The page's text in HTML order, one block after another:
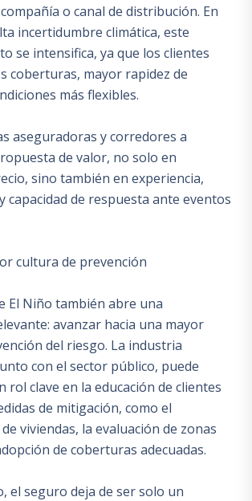
o canal de distribución. En
incertidumbre climática, este
se intensifica, ya que los clientes
coberturas, mayor rapidez de
más flexibles.
aseguradoras y corredores a
de valor, no solo en
sino también en experiencia,
capacidad de respuesta ante eventos
cultura de prevención
El Niño también abre una
avanzar hacia una mayor
del riesgo. La industria
con el sector público, puede
rol clave en la educación de clientes
de mitigación, como el
viviendas, la evaluación de zonas
de coberturas adecuadas.
el seguro deja de ser solo un